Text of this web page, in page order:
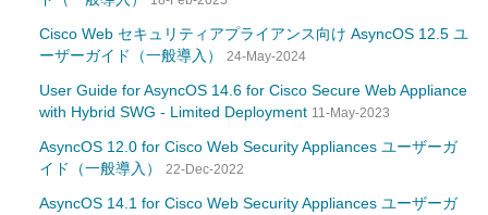
Cisco Web セキュリティアプライアンス向け AsyncOS 12.5 ユ
ーザーガイド（一般導入） 24-May-2024
User Guide for AsyncOS 14.6 for Cisco Secure Web Appliance
with Hybrid SWG - Limited Deployment 11-May-2023
AsyncOS 12.0 for Cisco Web Security Appliances ユーザーガ
イド（一般導入） 22-Dec-2022
AsyncOS 14.1 for Cisco Web Security Appliances ユーザーガ